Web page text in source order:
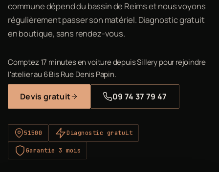
commune dépend du bassin de Reims et nous voyons
régulièrement passer son matériel. Diagnostic gratuit
en boutique, sans rendez-vous.
Comptez 17 minutes en voiture depuis Sillery pour rejoindre
l'atelier au 6 Bis Rue Denis Papin.
Devis gratuit 09 74 37 79 47
51500 Diagnostic gratuit
Garantie 3 mois